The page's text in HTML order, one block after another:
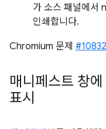
가 소스 패널에서
인쇄합니다.
Chromium 문제
매니페스트 창
표시